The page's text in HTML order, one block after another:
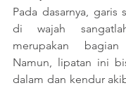
Pada dasarnya, garis
di wajah
merupakan
Namun, lipatan ini
dalam dan kendur